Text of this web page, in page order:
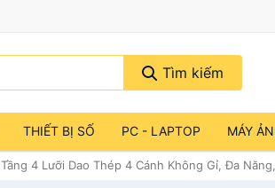
Tìm kiếm
THIẾT BỊ SỐ PC - LAPTOP MÁY
4 Lưỡi Dao Thép 4 Cánh Không Gỉ, Đa